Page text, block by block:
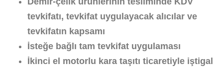
tevkifatı, tevkifat uygulayacak alıcılar ve
tevkifatın kapsamı
İsteğe bağlı tam tevkifat uygulaması
İkinci el motorlu kara taşıtı ticaretiyle iştigal